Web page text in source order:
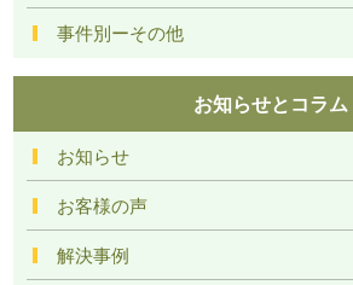
事件別ーその他
お知らせとコラム
お知らせ
お客様の声
解決事例